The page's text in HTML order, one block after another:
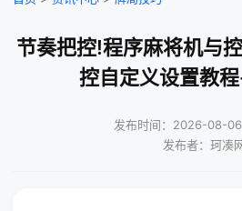
节奏把控!程序麻将机与
控自定义设置教
发布时间：2026-08-06
发布者：珂凑